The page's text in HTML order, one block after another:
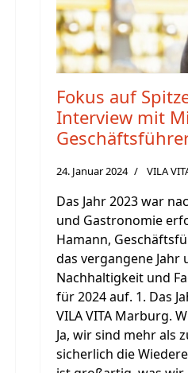
Fokus auf
Interview mit
24. Januar 2024 VILA
Das Jahr 2023 war
und Gastronomie
Hamann,
das vergangene
Nachhaltigkeit und
für 2024 auf. 1. Das
VILA VITA Marburg.
Ja, wir sind mehr als
sicherlich die